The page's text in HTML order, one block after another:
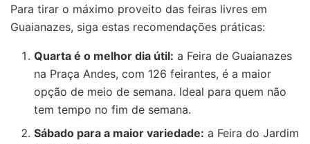
Para tirar o máximo proveito das feiras livres em
Guaianazes, siga estas recomendações práticas:
Quarta é o melhor dia útil: a Feira de Guaianazes
na Praça Andes, com 126 feirantes, é a maior
opção de meio de semana. Ideal para quem não
tem tempo no fim de semana.
Sábado para a maior variedade: a Feira do Jardim